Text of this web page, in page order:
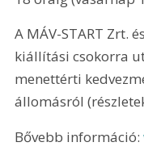
A MÁV-START Zrt.
kiállítási csokorra
menettérti
állomásról
Bővebb információ: